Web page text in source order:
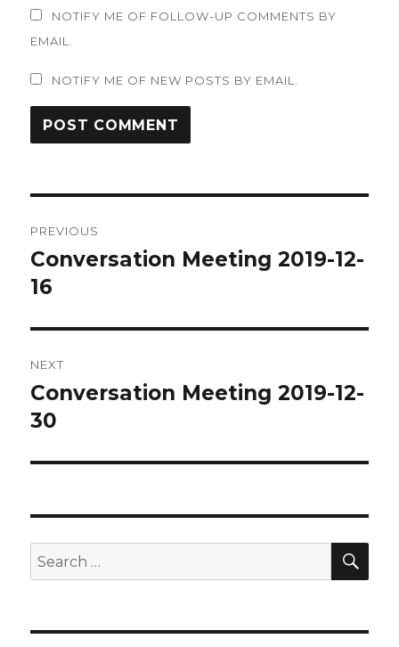
NOTIFY ME OF FOLLOW-UP COMMENTS BY
EMAIL.
NOTIFY ME OF NEW POSTS BY EMAIL.
navigation
PREVIOUS
Previous
post:
Conversation Meeting 2019-12-
16
NEXT
Next
post:
Conversation Meeting 2019-12-
30
Search
for: